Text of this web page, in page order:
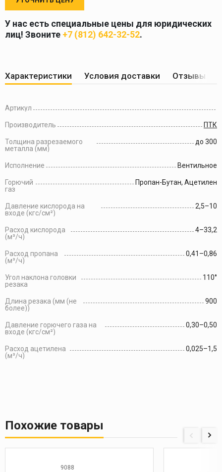
У нас есть специальные цены для юридических
лиц! Звоните +7 (812) 642-32-52.
Характеристики Условия доставки Отзывы
Артикул
Производитель ПТК
Толщина разрезаемого
металла (мм)
до 300
Исполнение Вентильное
Горючий
газ
Пропан-Бутан, Ацетилен
Давление кислорода на
входе (кгс/см²)
2,5–10
Расход кислорода
(м³/ч)
4–33,2
Расход пропана
(м³/ч)
0,41–0,86
Угол наклона головки
резака
110°
Длина резака (мм (не
более))
900
Давление горючего газа на
входе (кгс/см²)
0,30–0,50
Расход ацетилена
(м³/ч)
0,025–1,5
Похожие товары
9088